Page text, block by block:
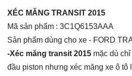
XÉC MĂNG TRANSIT 2015
Mã sản phẩm : 3C1Q6153AAA
Sản phẩm dùng cho xe - FORD
-Xéc măng transit 2015 mặc dù
đầu piston nhưng xéc măng xe ô tô